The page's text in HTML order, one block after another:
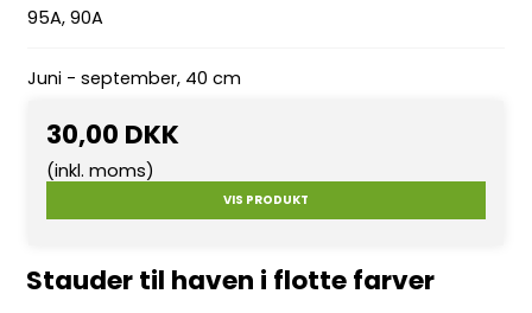
95A, 90A
Juni - september, 40 cm
30,00 DKK
(inkl. moms)
VIS PRODUKT
Stauder til haven i flotte farver